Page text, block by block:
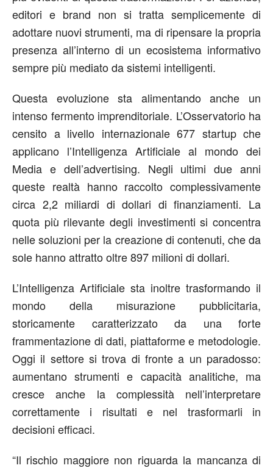
editori e brand non si tratta semplicemente di
adottare nuovi strumenti, ma di ripensare la propria
presenza all’interno di un ecosistema informativo
sempre più mediato da sistemi intelligenti.
Questa evoluzione sta alimentando anche un
intenso fermento imprenditoriale. L’Osservatorio ha
censito a livello internazionale 677 startup che
applicano l’Intelligenza Artificiale al mondo dei
Media e dell’advertising. Negli ultimi due anni
queste realtà hanno raccolto complessivamente
circa 2,2 miliardi di dollari di finanziamenti. La
quota più rilevante degli investimenti si concentra
nelle soluzioni per la creazione di contenuti, che da
sole hanno attratto oltre 897 milioni di dollari.
L’Intelligenza Artificiale sta inoltre trasformando il
mondo della misurazione pubblicitaria,
storicamente caratterizzato da una forte
frammentazione di dati, piattaforme e metodologie.
Oggi il settore si trova di fronte a un paradosso:
aumentano strumenti e capacità analitiche, ma
cresce anche la complessità nell’interpretare
correttamente i risultati e nel trasformarli in
decisioni efficaci.
“Il rischio maggiore non riguarda la mancanza di